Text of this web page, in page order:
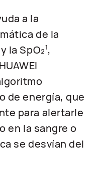
a la
de la
la SpO₂1,
de energía, que
para alertarle
en la sangre o
se desvían del